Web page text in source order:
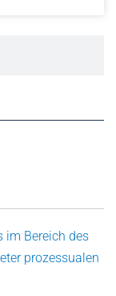
im Bereich des
prozessualen